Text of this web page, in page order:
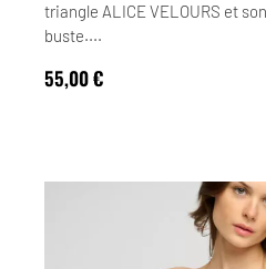
triangle ALICE VELOURS et
buste....
55,00€